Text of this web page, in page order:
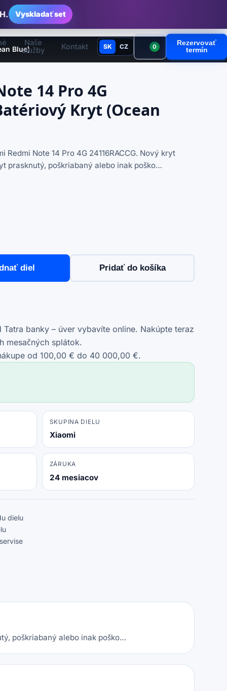
Vyskladať set
Naše
služby
Kontakt SK CZ 0
Rezervovať
termín
Blue)
14 Pro 4G
Kryt (Ocean
Note 14 Pro 4G 24116RACCG. Nový kryt
prasknutý, poškriabaný alebo inak poško…
diel Pridať do košíka
banky – úver vybavíte online. Nakúpte teraz
mesačných splátok.
od 100,00 € do 40 000,00 €.
SKUPINA DIELU
Xiaomi
ZÁRUKA
24 mesiacov
dielu
poškriabaný alebo inak poško…